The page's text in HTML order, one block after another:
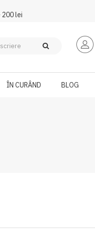
200 lei
ÎN CURÂND BLOG